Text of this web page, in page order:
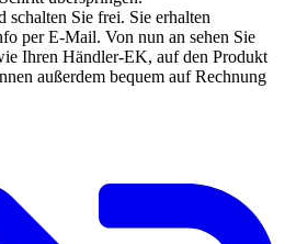
Sie frei. Sie erhalten
per E-Mail. Von nun an sehen Sie
Ihren Händler-EK, auf den Produkt
außerdem bequem auf Rechnung